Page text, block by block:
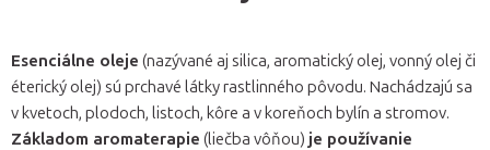
Esenciálne oleje (nazývané aj silica, aromatický olej, vonný olej či
éterický olej) sú prchavé látky rastlinného pôvodu. Nachádzajú sa
v kvetoch, plodoch, listoch, kôre a v koreňoch bylín a stromov.
Základom aromaterapie (liečba vôňou) je používanie